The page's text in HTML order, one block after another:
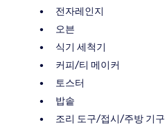
전자레인지
오븐
식기 세척기
커피/티 메이커
토스터
밥솥
조리 도구/접시/주방 기구